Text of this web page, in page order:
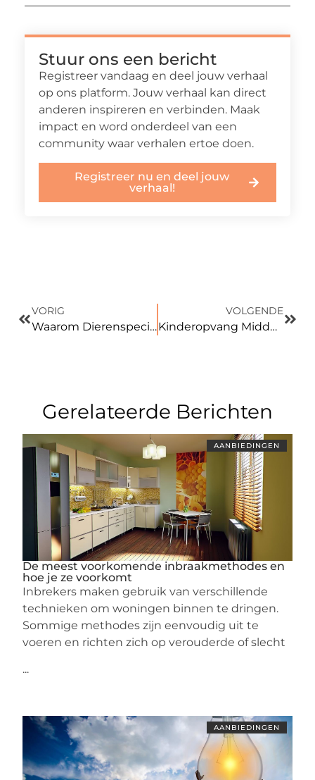
Stuur ons een bericht
Registreer vandaag en deel jouw verhaal
op ons platform. Jouw verhaal kan direct
anderen inspireren en verbinden. Maak
impact en word onderdeel van een
community waar verhalen ertoe doen.
Registreer nu en deel jouw
verhaal!
VORIG
Waarom Dierenspeciaalzaak in Hoofddorp de Beste Keuze voor Uw Huisdier is
VOLGENDE
Kinderopvang Middelburg Een Thuishaven voor Kinderontwikkeling en Gemak
Gerelateerde Berichten
AANBIEDINGEN
De meest voorkomende inbraakmethodes en
hoe je ze voorkomt
Inbrekers maken gebruik van verschillende
technieken om woningen binnen te dringen.
Sommige methodes zijn eenvoudig uit te
voeren en richten zich op verouderde of slecht
...
AANBIEDINGEN